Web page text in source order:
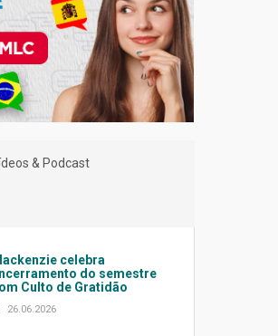
& Podcast
celebra
do semestre
Culto de Gratidão
26.06.2026